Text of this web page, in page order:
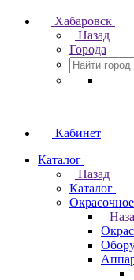
Хабаровск
Назад
Города
Кабинет
Каталог
Назад
Каталог